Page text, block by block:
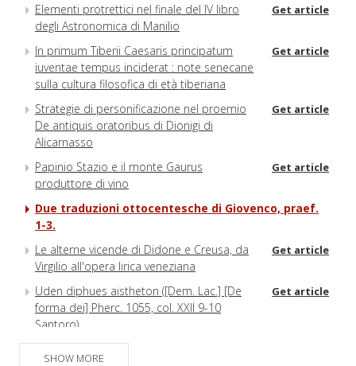
Elementi protrettici nel finale del IV libro
degli Astronomica di Manilio
Get article
In primum Tiberii Caesaris principatum
iuventae tempus inciderat : note senecane
sulla cultura filosofica di età tiberiana
Get article
Strategie di personificazione nel proemio
De antiquis oratoribus di Dionigi di
Alicarnasso
Get article
Papinio Stazio e il monte Gaurus
produttore di vino
Get article
Due traduzioni ottocentesche di Giovenco, praef.
1-3.
Le alterne vicende di Didone e Creusa, da
Virgilio all'opera lirica veneziana
Get article
Uden diphues aistheton ([Dem. Lac.] [De
forma dei] Pherc. 1055, col. XXII 9-10
Santoro)
Get article
SHOW MORE